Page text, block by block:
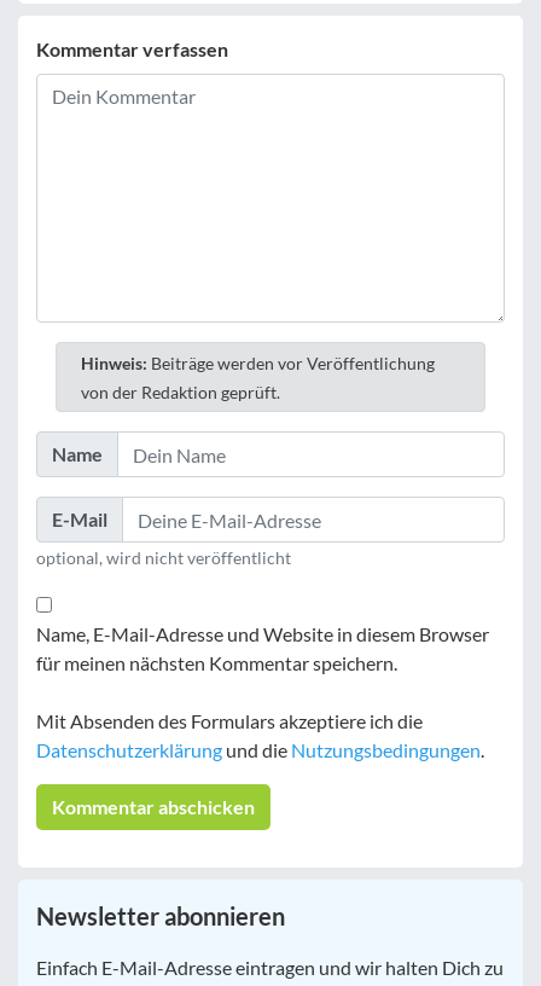
Kommentar verfassen
Hinweis: Beiträge werden vor Veröffentlichung
von der Redaktion geprüft.
Name
E-Mail
optional, wird nicht veröffentlicht
Name, E-Mail-Adresse und Website in diesem Browser
für meinen nächsten Kommentar speichern.
Mit Absenden des Formulars akzeptiere ich die
Datenschutzerklärung und die Nutzungsbedingungen.
Newsletter abonnieren
E-
Einfach E-Mail-Adresse eintragen und wir halten Dich zu